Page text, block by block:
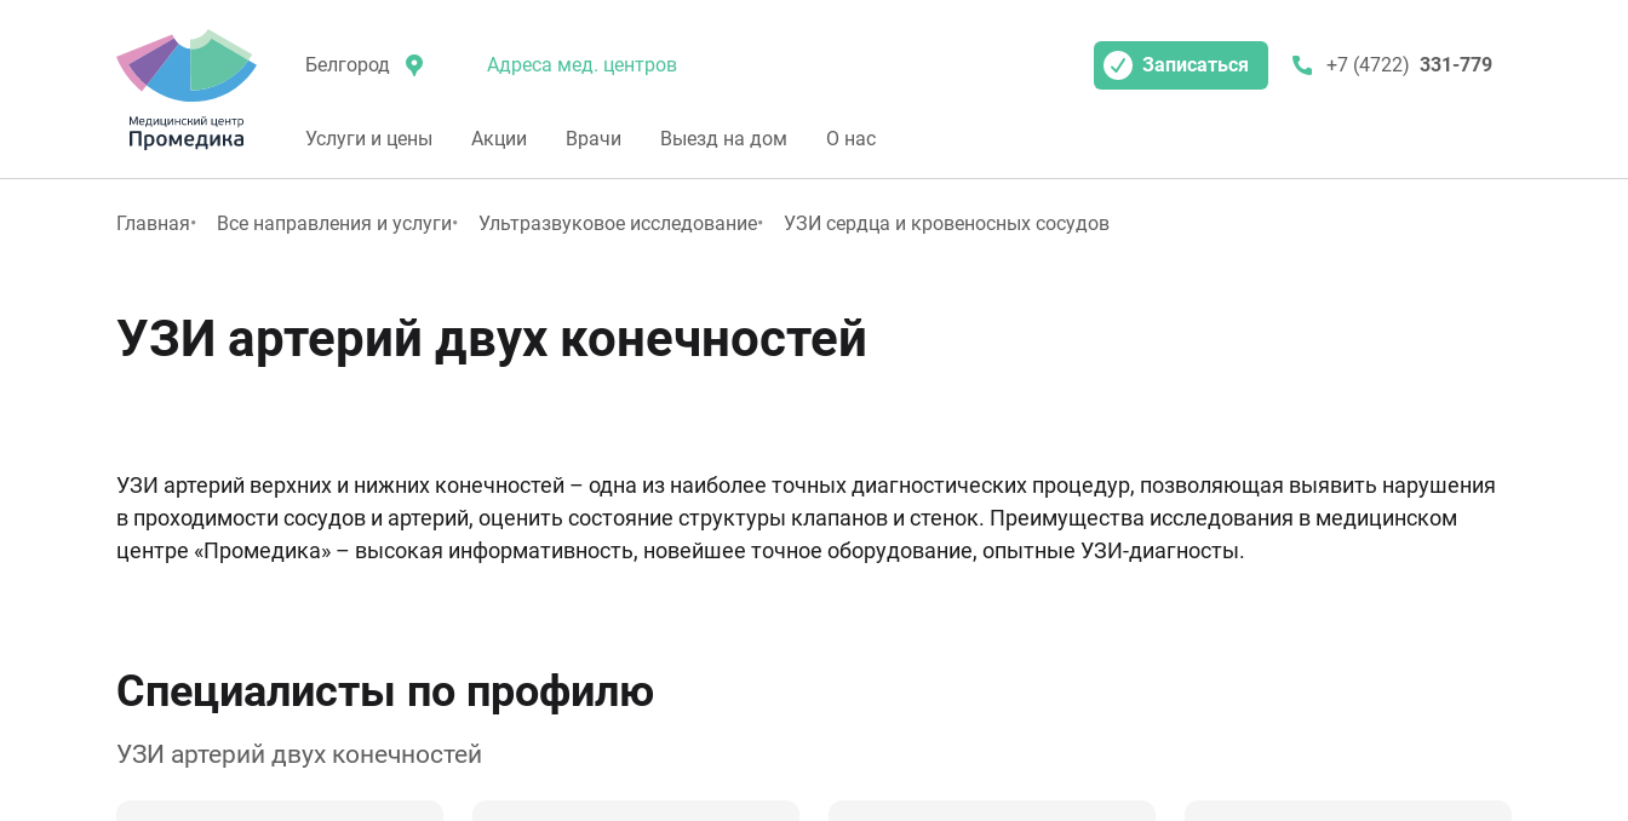
Белгород Адреса мед. центров Записаться +7 (4722) 331-779
Услуги и цены Акции Врачи Выезд на дом О нас
Главная Все направления и услуги Ультразвуковое исследование УЗИ сердца и кровеносных сосудов
УЗИ артерий двух конечностей
УЗИ артерий верхних и нижних конечностей – одна из наиболее точных диагностических процедур, позволяющая выявить нарушения
в проходимости сосудов и артерий, оценить состояние структуры клапанов и стенок. Преимущества исследования в медицинском
центре «Промедика» – высокая информативность, новейшее точное оборудование, опытные УЗИ-диагносты.
Специалисты по профилю
УЗИ артерий двух конечностей